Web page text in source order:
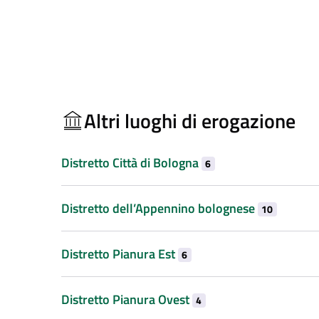
Altri luoghi di erogazione
Distretto Città di Bologna 6
Distretto dell’Appennino bolognese 10
Distretto Pianura Est 6
Distretto Pianura Ovest 4